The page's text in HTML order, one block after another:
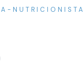
NUTRICIONISTA